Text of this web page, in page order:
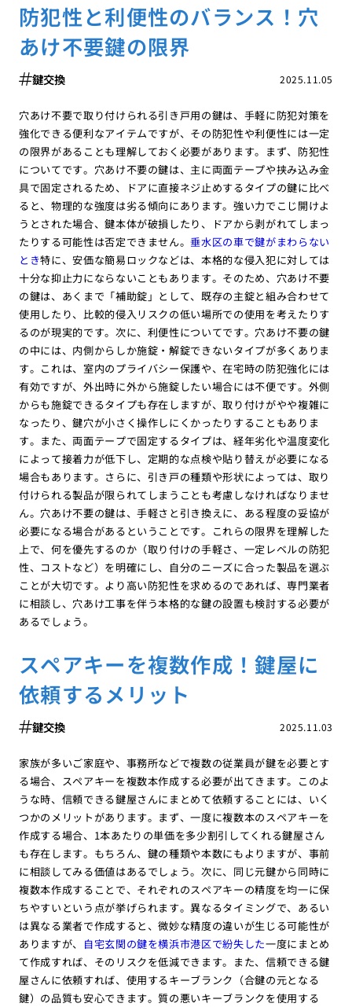
防犯性と利便性のバランス！穴
あけ不要鍵の限界
2025.11.05
鍵交換
穴あけ不要で取り付けられる引き戸用の鍵は、手軽に防犯対策を
強化できる便利なアイテムですが、その防犯性や利便性には一定
の限界があることも理解しておく必要があります。まず、防犯性
についてです。穴あけ不要の鍵は、主に両面テープや挟み込み金
具で固定されるため、ドアに直接ネジ止めするタイプの鍵に比べ
ると、物理的な強度は劣る傾向にあります。強い力でこじ開けよ
うとされた場合、鍵本体が破損したり、ドアから剥がれてしまっ
たりする可能性は否定できません。垂水区の車で鍵がまわらない
とき特に、安価な簡易ロックなどは、本格的な侵入犯に対しては
十分な抑止力にならないこともあります。そのため、穴あけ不要
の鍵は、あくまで「補助錠」として、既存の主錠と組み合わせて
使用したり、比較的侵入リスクの低い場所での使用を考えたりす
るのが現実的です。次に、利便性についてです。穴あけ不要の鍵
の中には、内側からしか施錠・解錠できないタイプが多くありま
す。これは、室内のプライバシー保護や、在宅時の防犯強化には
有効ですが、外出時に外から施錠したい場合には不便です。外側
からも施錠できるタイプも存在しますが、取り付けがやや複雑に
なったり、鍵穴が小さく操作しにくかったりすることもありま
す。また、両面テープで固定するタイプは、経年劣化や温度変化
によって接着力が低下し、定期的な点検や貼り替えが必要になる
場合もあります。さらに、引き戸の種類や形状によっては、取り
付けられる製品が限られてしまうことも考慮しなければなりませ
ん。穴あけ不要の鍵は、手軽さと引き換えに、ある程度の妥協が
必要になる場合があるということです。これらの限界を理解した
上で、何を優先するのか（取り付けの手軽さ、一定レベルの防犯
性、コストなど）を明確にし、自分のニーズに合った製品を選ぶ
ことが大切です。より高い防犯性を求めるのであれば、専門業者
に相談し、穴あけ工事を伴う本格的な鍵の設置も検討する必要が
あるでしょう。
スペアキーを複数作成！鍵屋に
依頼するメリット
2025.11.03
鍵交換
家族が多いご家庭や、事務所などで複数の従業員が鍵を必要とす
る場合、スペアキーを複数本作成する必要が出てきます。このよ
うな時、信頼できる鍵屋さんにまとめて依頼することには、いく
つかのメリットがあります。まず、一度に複数本のスペアキーを
作成する場合、1本あたりの単価を多少割引してくれる鍵屋さん
も存在します。もちろん、鍵の種類や本数にもよりますが、事前
に相談してみる価値はあるでしょう。次に、同じ元鍵から同時に
複数本作成することで、それぞれのスペアキーの精度を均一に保
ちやすいという点が挙げられます。異なるタイミングで、あるい
は異なる業者で作成すると、微妙な精度の違いが生じる可能性が
ありますが、
自宅玄関の鍵を横浜市港区で紛失した一度にまとめ
て作成すれば、そのリスクを低減できます。また、信頼できる鍵
屋さんに依頼すれば、使用するキーブランク（合鍵の元となる
鍵）の品質も安心できます。質の悪いキーブランクを使用する